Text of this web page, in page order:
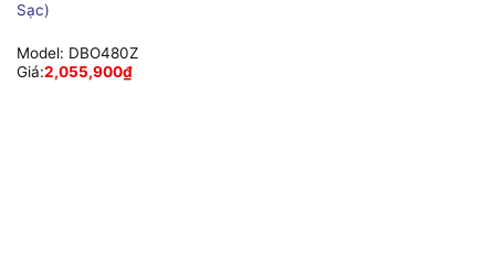
Sạc)
Model: DBO480Z
Giá:2,055,900₫